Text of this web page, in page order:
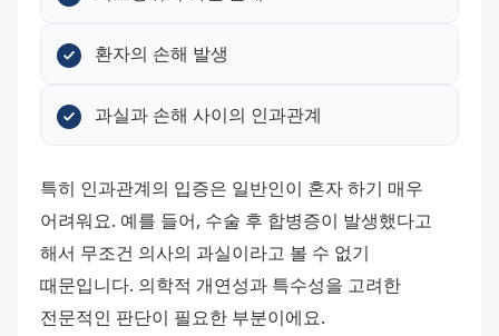
환자의 손해 발생
과실과 손해 사이의 인과관계
특히 인과관계의 입증은 일반인이 혼자 하기 매우
어려워요. 예를 들어, 수술 후 합병증이 발생했다고
해서 무조건 의사의 과실이라고 볼 수 없기
때문입니다. 의학적 개연성과 특수성을 고려한
전문적인 판단이 필요한 부분이에요.